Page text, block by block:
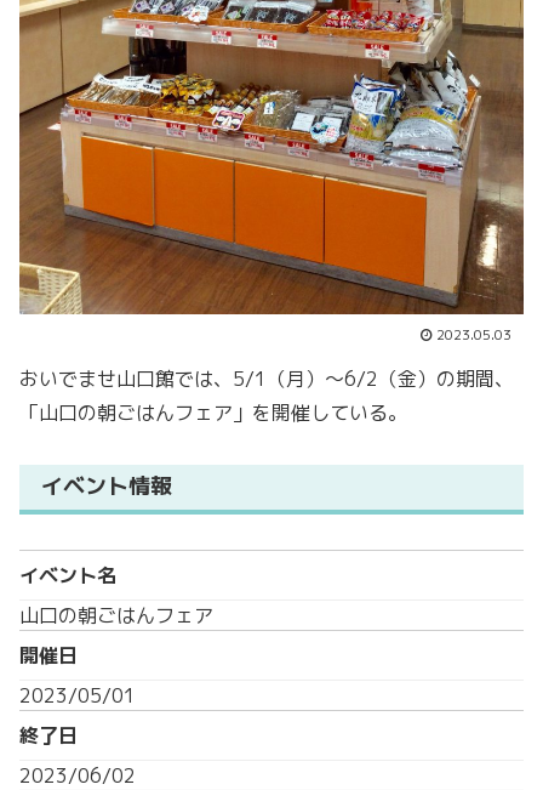
2023.05.03
おいでませ山口館では、5/1（月）～6/2（金）の期間、
「山口の朝ごはんフェア」を開催している。
イベント情報
イベント名
山口の朝ごはんフェア
開催日
2023/05/01
終了日
2023/06/02